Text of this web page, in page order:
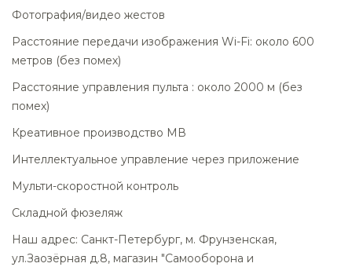
Фотография/видео жестов
Расстояние передачи изображения Wi-Fi: около 600
метров (без помех)
Расстояние управления пульта : около 2000 м (без
помех)
Креативное производство МВ
Интеллектуальное управление через приложение
Мульти-скоростной контроль
Складной фюзеляж
Наш адрес: Санкт-Петербург, м. Фрунзенская,
ул.Заозёрная д.8, магазин "Самооборона и